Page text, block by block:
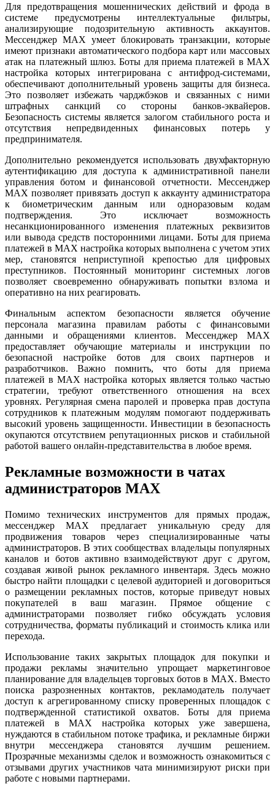
Для предотвращения мошеннических действий и фрода в
системе предусмотрены интеллектуальные фильтры,
анализирующие подозрительную активность аккаунтов.
Мессенджер MAX умеет блокировать транзакции, которые
имеют признаки автоматического подбора карт или массовых
атак на платежный шлюз. Боты для приема платежей в MAX
настройка которых интегрирована с антифрод-системами,
обеспечивают дополнительный уровень защиты для бизнеса.
Это позволяет избежать чарджбэков и связанных с ними
штрафных санкций со стороны банков-эквайеров.
Безопасность системы является залогом стабильного роста и
отсутствия непредвиденных финансовых потерь у
предпринимателя.
Дополнительно рекомендуется использовать двухфакторную
аутентификацию для доступа к административной панели
управления ботом и финансовой отчетности. Мессенджер
MAX позволяет привязать доступ к аккаунту администратора
к биометрическим данным или одноразовым кодам
подтверждения. Это исключает возможность
несанкционированного изменения платежных реквизитов
или вывода средств посторонними лицами. Боты для приема
платежей в MAX настройка которых выполнена с учетом этих
мер, становятся неприступной крепостью для цифровых
преступников. Постоянный мониторинг системных логов
позволяет своевременно обнаруживать попытки взлома и
оперативно на них реагировать.
Финальным аспектом безопасности является обучение
персонала магазина правилам работы с финансовыми
данными и обращениями клиентов. Мессенджер MAX
предоставляет обучающие материалы и инструкции по
безопасной настройке ботов для своих партнеров и
разработчиков. Важно помнить, что боты для приема
платежей в MAX настройка которых является только частью
стратегии, требуют ответственного отношения на всех
уровнях. Регулярная смена паролей и проверка прав доступа
сотрудников к платежным модулям помогают поддерживать
высокий уровень защищенности. Инвестиции в безопасность
окупаются отсутствием репутационных рисков и стабильной
работой вашего онлайн-представительства в любое время.
Рекламные возможности в чатах
администраторов MAX
Помимо технических инструментов для прямых продаж,
мессенджер MAX предлагает уникальную среду для
продвижения товаров через специализированные чаты
администраторов. В этих сообществах владельцы популярных
каналов и ботов активно взаимодействуют друг с другом,
создавая живой рынок рекламного инвентаря. Здесь можно
быстро найти площадки с целевой аудиторией и договориться
о размещении рекламных постов, которые приведут новых
покупателей в ваш магазин. Прямое общение с
администраторами позволяет гибко обсуждать условия
сотрудничества, форматы публикаций и стоимость клика или
перехода.
Использование таких закрытых площадок для покупки и
продажи рекламы значительно упрощает маркетинговое
планирование для владельцев торговых ботов в MAX. Вместо
поиска разрозненных контактов, рекламодатель получает
доступ к агрегированному списку проверенных площадок с
подтвержденной статистикой охватов. Боты для приема
платежей в MAX настройка которых уже завершена,
нуждаются в стабильном потоке трафика, и рекламные биржи
внутри мессенджера становятся лучшим решением.
Прозрачные механизмы сделок и возможность ознакомиться с
отзывами других участников чата минимизируют риски при
работе с новыми партнерами.